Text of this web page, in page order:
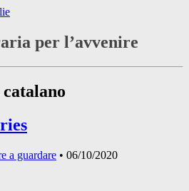
per l’avvenire
a guardare • 06/10/2020